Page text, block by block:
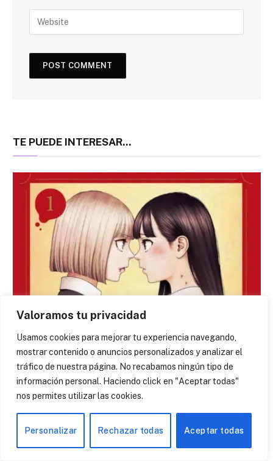
Valoramos tu privacidad
Usamos cookies para mejorar tu experiencia navegando,
mostrar contenido o anuncios personalizados y analizar el
tráfico de nuestra página. No recabamos ningún tipo de
información personal. Haciendo click en "Aceptar todas"
nos permites utilizar las cookies.
Personalizar Rechazar todas Aceptar todas
TE PUEDE INTERESAR...
4 de septiembre de 2024
Las cosas para Ichika cambian el día que muere su abuela.
En el funeral aparecen un montón de familiares y
conocidos que sólo hacen que incomodarla con las típicas
preguntas de si tiene novio y las comparaciones con su
abuela.